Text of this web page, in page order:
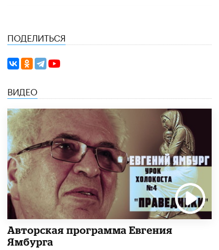
ПОДЕЛИТЬСЯ
ВИДЕО
Авторская программа Евгения
Ямбурга